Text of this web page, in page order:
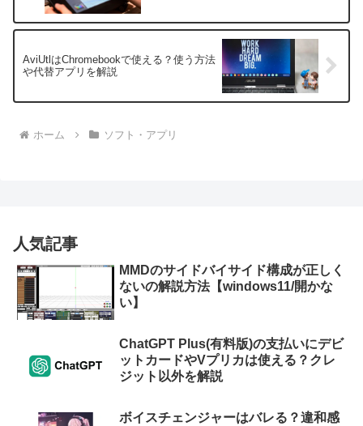
AviUtlはChromebookで使える？使う方法
や代替アプリを解説
ホーム ソフト・アプリ
人気記事
MMDのサイドバイサイド構成が正しく
ないの解説方法【windows11/開かな
い】
ChatGPT Plus(有料版)の支払いにデビ
ットカードやVプリカは使える？クレ
ジット以外を解説
ボイスチェンジャーはバレる？違和感